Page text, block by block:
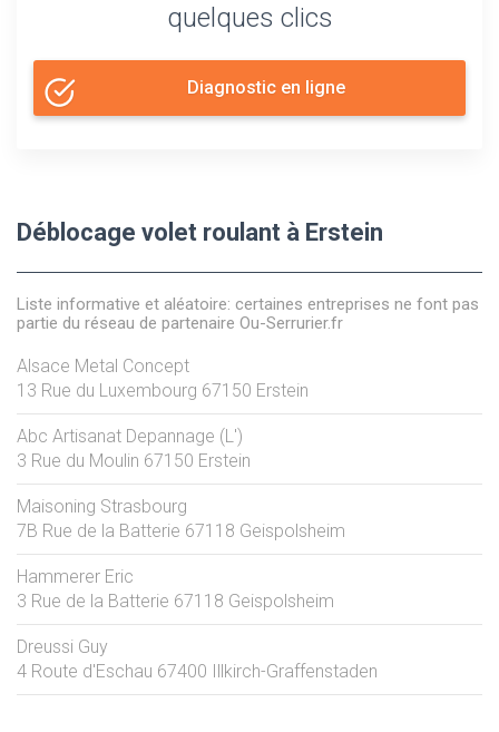
quelques clics
Diagnostic en ligne
Déblocage volet roulant à Erstein
Liste informative et aléatoire: certaines entreprises ne font pas
partie du réseau de partenaire Ou-Serrurier.fr
Alsace Metal Concept
13 Rue du Luxembourg 67150 Erstein
Abc Artisanat Depannage (L')
3 Rue du Moulin 67150 Erstein
Maisoning Strasbourg
7B Rue de la Batterie 67118 Geispolsheim
Hammerer Eric
3 Rue de la Batterie 67118 Geispolsheim
Dreussi Guy
4 Route d'Eschau 67400 Illkirch-Graffenstaden